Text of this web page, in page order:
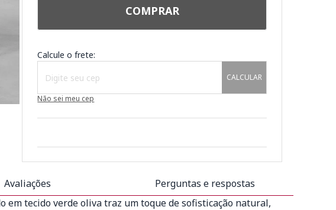
COMPRAR
Calcule o frete:
CALCULAR
Não sei meu cep
Avaliações
Perguntas e respostas
em tecido verde oliva traz um toque de sofisticação natural,